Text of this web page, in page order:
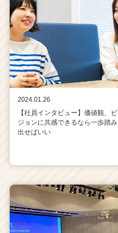
2024.01.26
【社員インタビュー】価値観、ビ
ジョンに共感できるなら一歩踏み
出せばいい